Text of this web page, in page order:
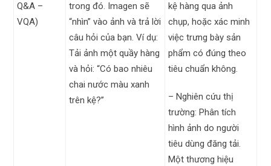
Q&A –
VQA)
trong đó. Imagen sẽ
“nhìn” vào ảnh và trả lời
câu hỏi của bạn. Ví dụ:
Tải ảnh một quầy hàng
và hỏi: “Có bao nhiêu
chai nước màu xanh
trên kệ?”
kệ hàng qua ảnh
chụp, hoặc xác minh
việc trưng bày sản
phẩm có đúng theo
tiêu chuẩn không.
– Nghiên cứu thị
trường: Phân tích
hình ảnh do người
tiêu dùng đăng tải.
Một thương hiệu